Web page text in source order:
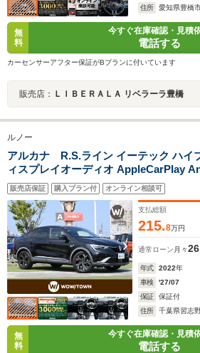
住所
愛知県豊橋
無
料
今すぐ在庫確認・見積
電話する
カーセンサーアフター保証がBプランに付いています
販売店： ＬＩＢＥＲＡＬＡ リベラーラ豊橋
ルノー
アルカナ R.S.ライン イーテック ハ
ィスプレイオーディオ AppleCarPlay
Bluetooth 360°ビューカメラ ドライブレ
レザーシート 前席パワーシート 革巻き
アリングスイッチ ETC LEDヘッドライト
販売店保証 購入プラン付 オンライン相談可
支払総額
215.8万円
通常ローン 月々
年式 2022年
車検
'27/07
保証
保証付
住所
千葉県習志
無
料
今すぐ在庫確認・見積
電話する